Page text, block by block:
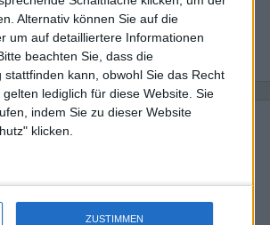
Alternativ können Sie auf die
um auf detailliertere Informationen
beachten Sie, dass die
kann, obwohl Sie das Recht
lediglich für diese Website. Sie
indem Sie zu dieser Website
klicken.
ZUSTIMMEN
ESD-Clog Art. 48519-30 antistatisch